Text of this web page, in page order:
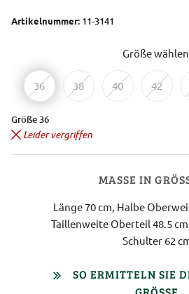
Artikelnummer: 11-3141
Größe
36 38 40 42
Größe 36
Leider vergriffen
MASSE IN GRÖSSE
Länge 70 cm, Halbe
Taillenweite Oberteil 48.5
Schulter 62
SO ERMITTELN SIE